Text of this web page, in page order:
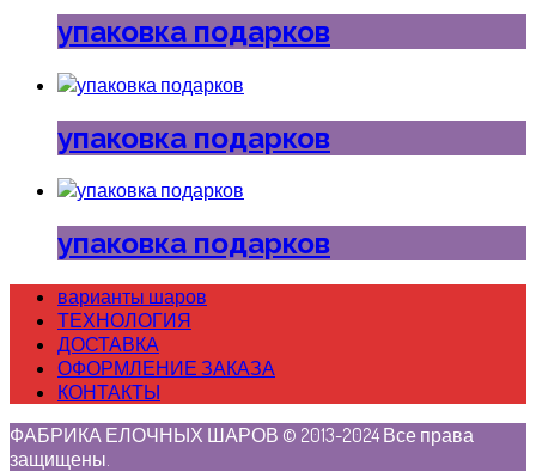
упаковка подарков
упаковка подарков
упаковка подарков
варианты шаров
ТЕХНОЛОГИЯ
ДОСТАВКА
ОФОРМЛЕНИЕ ЗАКАЗА
КОНТАКТЫ
ФАБРИКА ЕЛОЧНЫХ ШАРОВ © 2013-2024 Все права
защищены.